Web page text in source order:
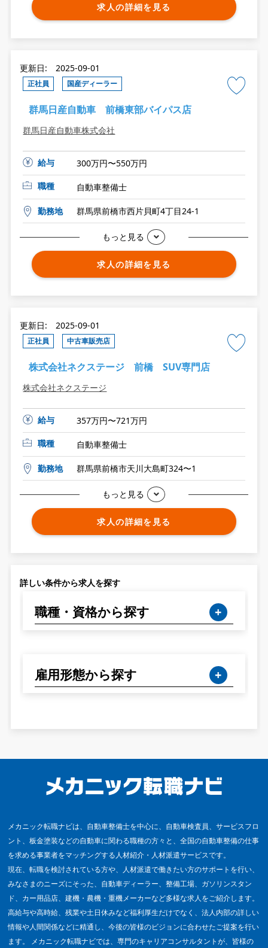
求人の詳細を見る
更新日: 2025-09-01
正社員 国産ディーラー
群馬日産自動車 前橋東部バイパス店
群馬日産自動車株式会社
給与
300万円〜550万円
職種
自動車整備士
勤務地 群馬県前橋市西片貝町4丁目24-1
もっと見る
求人の詳細を見る
更新日: 2025-09-01
正社員 中古車販売店
株式会社ネクステージ 前橋 SUV専門店
株式会社ネクステージ
給与
357万円〜721万円
職種
自動車整備士
勤務地 群馬県前橋市天川大島町324〜1
もっと見る
求人の詳細を見る
詳しい条件から求人を探す
職種・資格から探す
雇用形態から探す
メカニック転職ナビは、自動車整備士を中心に、自動車検査員、サービスフロ
ント、板金塗装などの自動車に関わる職種の方々と、全国の自動車整備の仕事
を求める事業者をマッチングする人材紹介・人材派遣サービスです。
現在、転職を検討されている方や、人材派遣で働きたい方のサポートを行い、
みなさまのニーズにそった、自動車ディーラー、整備工場、ガソリンスタン
ド、カー用品店、建機・農機・重機メーカーなど多様な求人をご紹介します。
高給与や高時給、残業や土日休みなど福利厚生だけでなく、法人内部の詳しい
情報や人間関係などに精通し、今後の皆様のビジョンに合わせたご提案を行い
ます。 メカニック転職ナビでは、専門のキャリアコンサルタントが、皆様の